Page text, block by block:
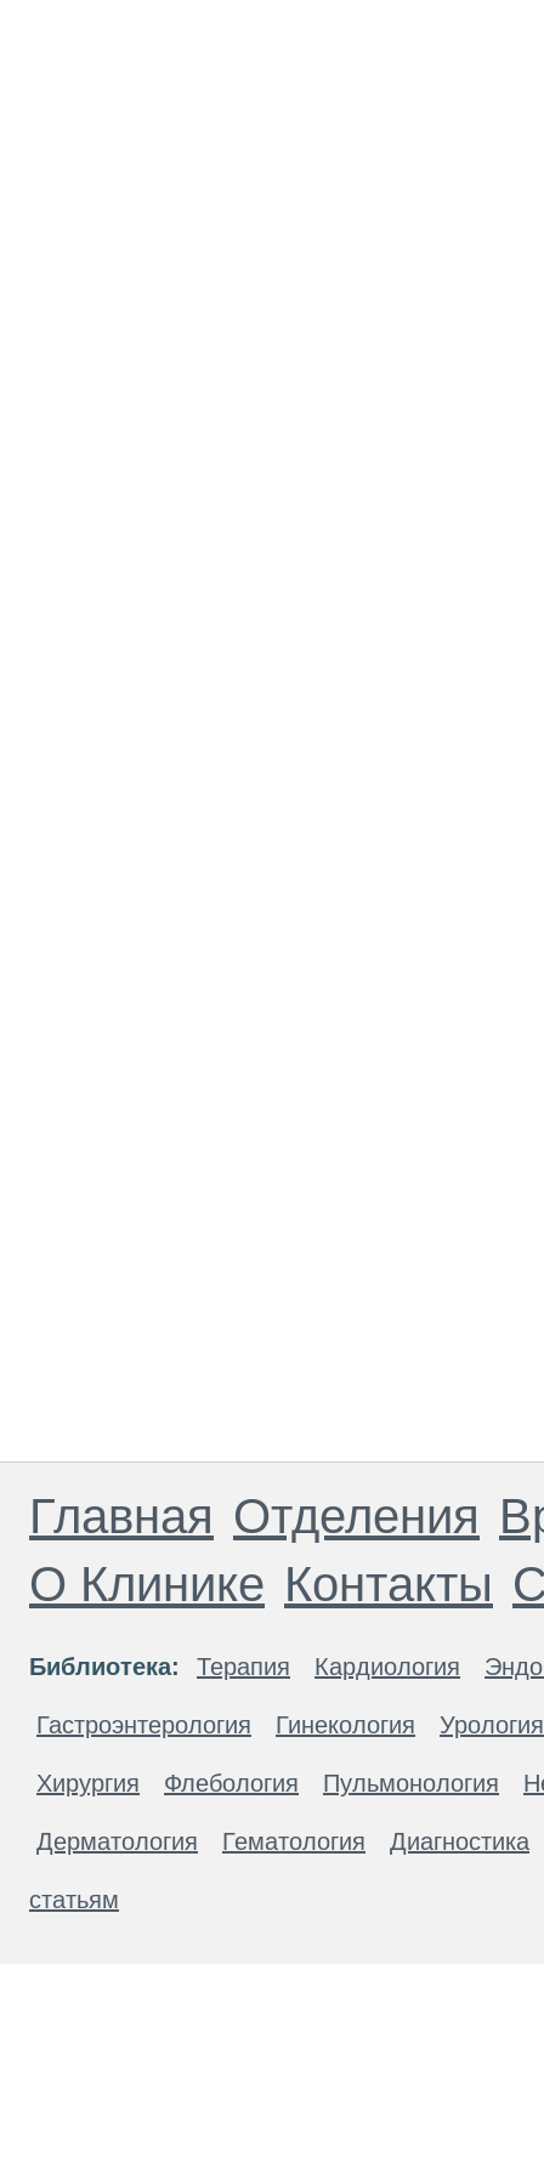
Главная Отделения
О Клинике Контакты
Библиотека: Терапия Кардиология
Гастроэнтерология Гинекология Урология
Хирургия Флебология Пульмонология
Дерматология Гематология Диагностика
статьям